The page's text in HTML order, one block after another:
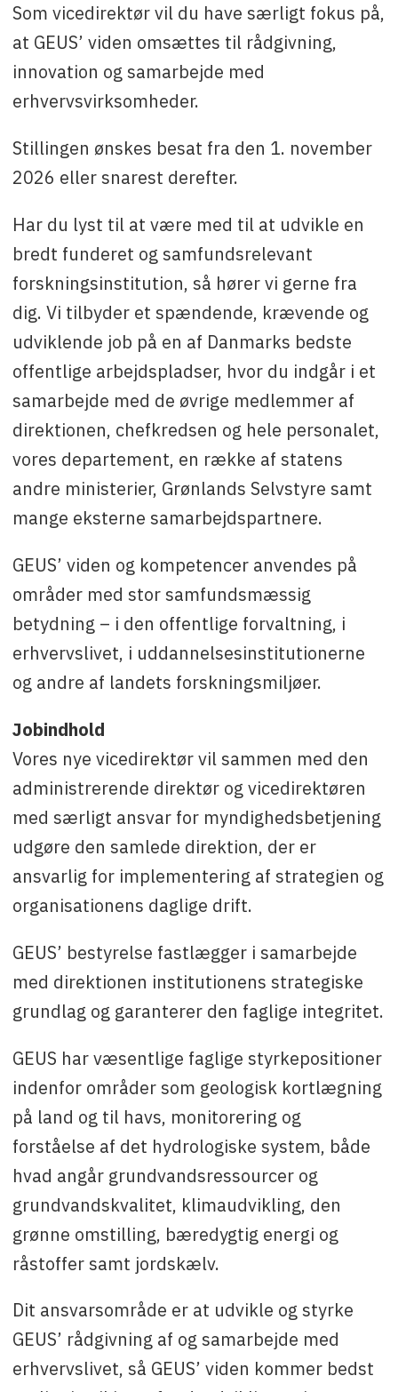
Som vicedirektør vil du have særligt fokus på,
at GEUS’ viden omsættes til rådgivning,
innovation og samarbejde med
erhvervsvirksomheder.
Stillingen ønskes besat fra den 1. november
2026 eller snarest derefter.
Har du lyst til at være med til at udvikle en
bredt funderet og samfundsrelevant
forskningsinstitution, så hører vi gerne fra
dig. Vi tilbyder et spændende, krævende og
udviklende job på en af Danmarks bedste
offentlige arbejdspladser, hvor du indgår i et
samarbejde med de øvrige medlemmer af
direktionen, chefkredsen og hele personalet,
vores departement, en række af statens
andre ministerier, Grønlands Selvstyre samt
mange eksterne samarbejdspartnere.
GEUS’ viden og kompetencer anvendes på
områder med stor samfundsmæssig
betydning – i den offentlige forvaltning, i
erhvervslivet, i uddannelsesinstitutionerne
og andre af landets forskningsmiljøer.
Jobindhold
Vores nye vicedirektør vil sammen med den
administrerende direktør og vicedirektøren
med særligt ansvar for myndighedsbetjening
udgøre den samlede direktion, der er
ansvarlig for implementering af strategien og
organisationens daglige drift.
GEUS’ bestyrelse fastlægger i samarbejde
med direktionen institutionens strategiske
grundlag og garanterer den faglige integritet.
GEUS har væsentlige faglige styrkepositioner
indenfor områder som geologisk kortlægning
på land og til havs, monitorering og
forståelse af det hydrologiske system, både
hvad angår grundvandsressourcer og
grundvandskvalitet, klimaudvikling, den
grønne omstilling, bæredygtig energi og
råstoffer samt jordskælv.
Dit ansvarsområde er at udvikle og styrke
GEUS’ rådgivning af og samarbejde med
erhvervslivet, så GEUS’ viden kommer bedst